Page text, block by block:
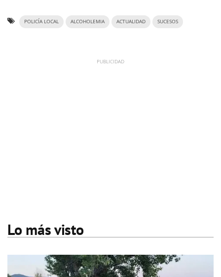
POLICÍA LOCAL ALCOHOLEMIA ACTUALIDAD SUCESOS
Lo más visto